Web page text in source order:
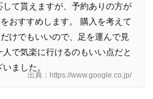
して貰えますが、予約ありの方が
おすすめします。 購入を考えて
けでもいいので、足を運んで見
で気楽に行けるのもいい点だと
ました。
出典：https://www.google.co.jp/